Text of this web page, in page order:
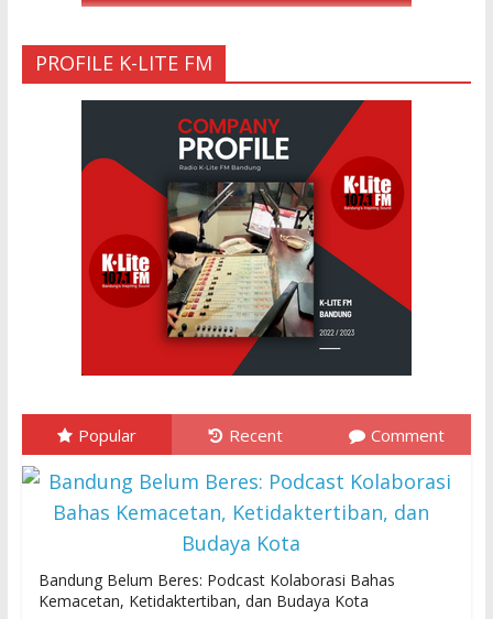
PROFILE K-LITE FM
Popular Recent Comment
Bandung Belum Beres: Podcast Kolaborasi Bahas
Kemacetan, Ketidaktertiban, dan Budaya Kota